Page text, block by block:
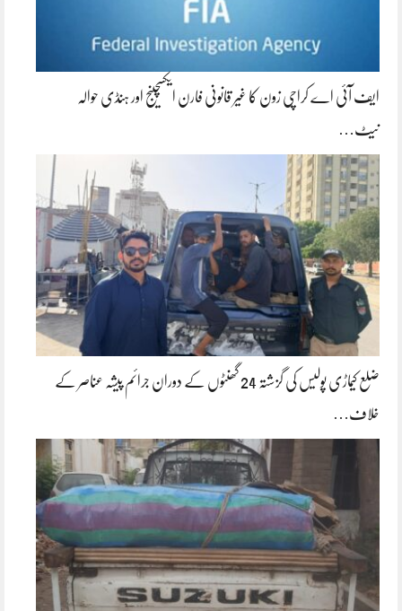
ایف آئی اے کراچی زون کا غیر قانونی فارن ایکسچینج اور ہنڈی حوالہ
نیٹ…
ضلع کیماڑی پولیس کی گزشتہ 24 گھنٹوں کے دوران جرائم پیشہ عناصر کے
خلاف…